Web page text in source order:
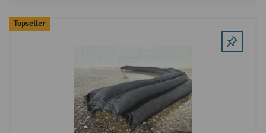
Topseller